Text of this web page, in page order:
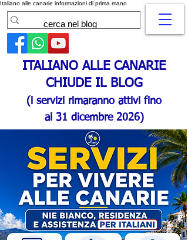
Italiano alle canarie informazioni di prima mano
ITALIANO ALLE CANARIE
CHIUDE IL BLOG
(i servizi rimaranno attivi fino
al 31 dicembre 2026)